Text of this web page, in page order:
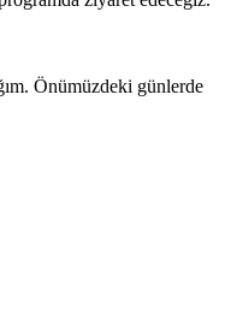
Önümüzdeki günlerde